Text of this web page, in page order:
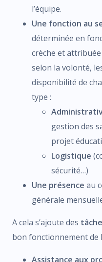
l’équipe.
Une fonction au
déterminée en
crèche et
selon la volonté,
disponibilité de
type :
gestion des
projet
Logistique
sécurité…)
Une présence au
générale
A cela s’ajoute des
bon fonctionnement de
Assistance aux